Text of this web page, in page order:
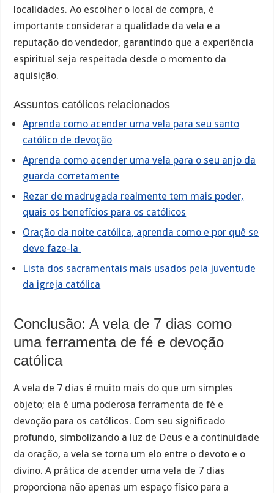
localidades. Ao escolher o local de compra, é
importante considerar a qualidade da vela e a
reputação do vendedor, garantindo que a experiência
espiritual seja respeitada desde o momento da
aquisição.
Assuntos católicos relacionados
Aprenda como acender uma vela para seu santo
católico de devoção
Aprenda como acender uma vela para o seu anjo da
guarda corretamente
Rezar de madrugada realmente tem mais poder,
quais os benefícios para os católicos
Oração da noite católica, aprenda como e por quê se
deve faze-la
Lista dos sacramentais mais usados pela juventude
da igreja católica
Conclusão: A vela de 7 dias como
uma ferramenta de fé e devoção
católica
A vela de 7 dias é muito mais do que um simples
objeto; ela é uma poderosa ferramenta de fé e
devoção para os católicos. Com seu significado
profundo, simbolizando a luz de Deus e a continuidade
da oração, a vela se torna um elo entre o devoto e o
divino. A prática de acender uma vela de 7 dias
proporciona não apenas um espaço físico para a